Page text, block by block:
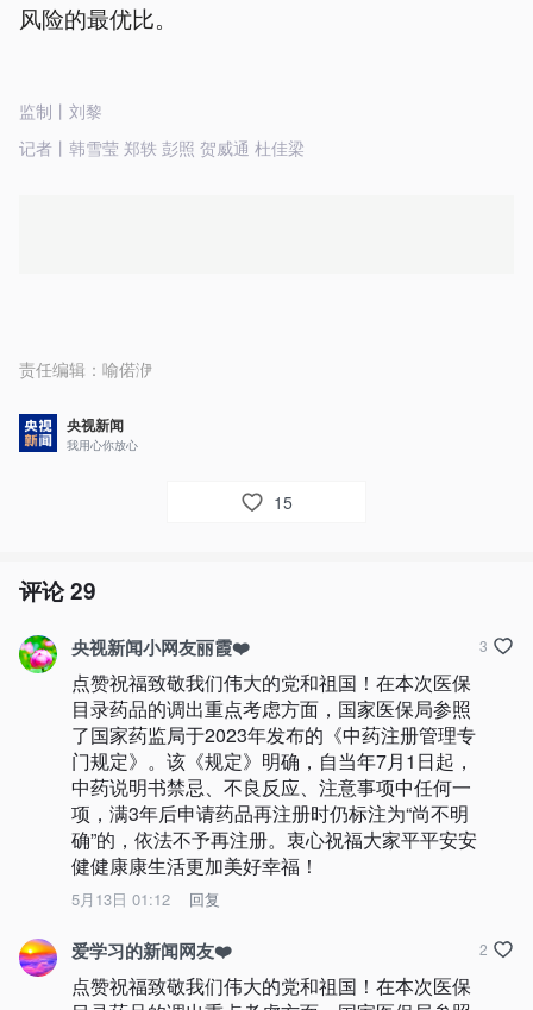
风险的最优比。
监制丨刘黎
记者丨韩雪莹 郑轶 彭照 贺威通 杜佳梁
责任编辑： 喻偌洢
央视新闻
我用心你放心
15
评论29
央视新闻小网友丽霞❤️
点赞祝福致敬我们伟大的党和祖国！在本次医保
目录药品的调出重点考虑方面，国家医保局参照
了国家药监局于2023年发布的《中药注册管理专
门规定》。该《规定》明确，自当年7月1日起，
中药说明书禁忌、不良反应、注意事项中任何一
项，满3年后申请药品再注册时仍标注为“尚不明
确”的，依法不予再注册。衷心祝福大家平平安安
健健康康生活更加美好幸福！
5月13日 01:12 回复
3
爱学习的新闻网友❤️
点赞祝福致敬我们伟大的党和祖国！在本次医保
2